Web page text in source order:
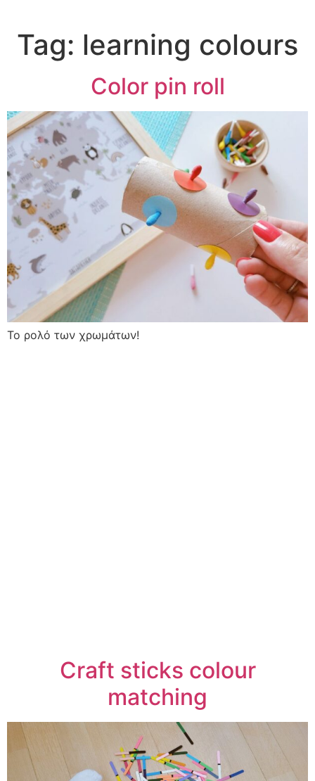
Tag: learning colours
Color pin roll
Το ρολό των χρωμάτων!
Craft sticks colour
matching